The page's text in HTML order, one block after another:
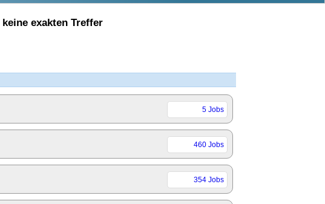
exakten Treffer
5 Jobs
460 Jobs
354 Jobs